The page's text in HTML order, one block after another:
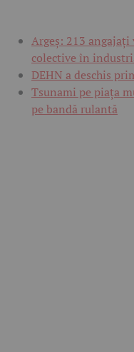
Argeș: 213
colective în
DEHN a deschis
Tsunami pe piața
pe bandă rulantă